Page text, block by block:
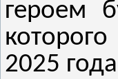
героем
2025